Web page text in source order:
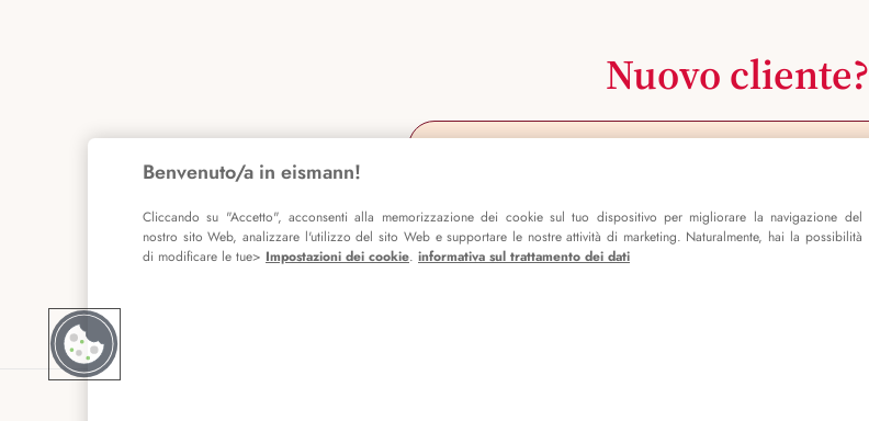
Nuovo cliente?
Registrati ora
Benvenuto/a in eismann!
Cliccando su "Accetto", acconsenti alla memorizzazione dei cookie sul tuo dispositivo per migliorare la navigazione del
nostro sito Web, analizzare l'utilizzo del sito Web e supportare le nostre attività di marketing. Naturalmente, hai la possibilità
di modificare le tue> Impostazioni dei cookie. informativa sul trattamento dei dati